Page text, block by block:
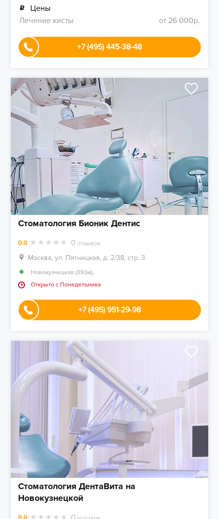
Цены
Лечение кисты
от 26 000р.
+7 (495) 445-38-48
Стоматология Бионик Дентис
0.0 0 отзывов
Москва, ул. Пятницкая, д. 2/38, стр. 3
Новокузнецкая (393м),
Открыто c Понедельника
+7 (495) 951-29-98
Стоматология ДентаВита на
Новокузнецкой
0.0